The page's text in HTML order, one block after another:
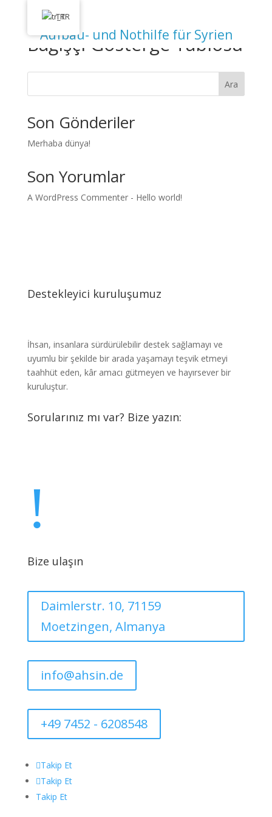
Aufbau- und Nothilfe für Syrien
Bağışçı Gösterge Tablosu
Ara
Son Gönderiler
Merhaba dünya!
Son Yorumlar
A WordPress Commenter- Hello world!
Destekleyici kuruluşumuz
İhsan, insanlara sürdürülebilir destek sağlamayı ve
uyumlu bir şekilde bir arada yaşamayı teşvik etmeyi
taahhüt eden, kâr amacı gütmeyen ve hayırsever bir
kuruluştur.
Sorularınız mı var? Bize yazın:
!
Bize ulaşın
Daimlerstr. 10, 71159
Moetzingen, Almanya
info@ahsin.de
+49 7452 - 6208548
Takip Et
Takip Et
Takip Et
TR